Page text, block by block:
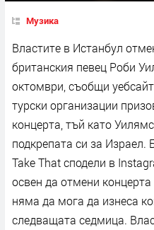
Музика
Властите в Истанбул
британския певец Роби
октомври, съобщи
турски организации
концерта, тъй като
подкрепата си за Израел.
Take That сподели в
освен да отмени
няма да мога да изнеса
следващата седмица.